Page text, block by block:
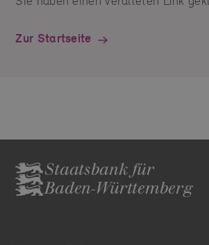
Zur Startseite
Staatsbank für
Baden-Württemberg